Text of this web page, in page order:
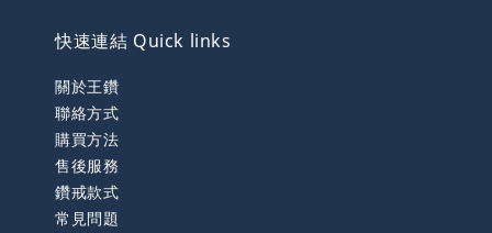
快速連結 Quick links
關於王鑽
聯絡方式
購買方法
售後服務
鑽戒款式
常見問題